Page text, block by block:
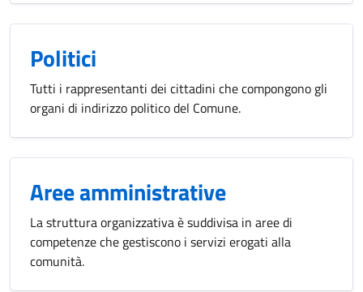
Politici
Tutti i rappresentanti dei cittadini che compongono gli
organi di indirizzo politico del Comune.
Aree amministrative
La struttura organizzativa è suddivisa in aree di
competenze che gestiscono i servizi erogati alla
comunità.